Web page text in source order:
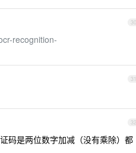
30
recognition-
31
32
码是两位数字加减（没有乘除）都